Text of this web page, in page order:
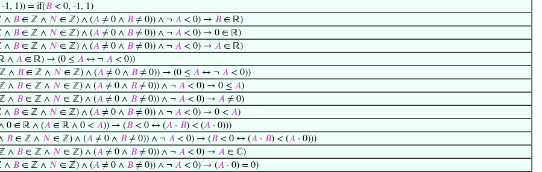
-1, 1)) = if(𝐵 < 0, -1, 1)
∧ 𝐵 ∈ ℤ ∧ 𝑁 ∈ ℤ) ∧ (𝐴 ≠ 0 ∧ 𝐵 ≠ 0)) ∧ ¬ 𝐴 < 0) → 𝐵 ∈ ℝ)
∧ 𝐵 ∈ ℤ ∧ 𝑁 ∈ ℤ) ∧ (𝐴 ≠ 0 ∧ 𝐵 ≠ 0)) ∧ ¬ 𝐴 < 0) → 0 ∈ ℝ)
∧ 𝐵 ∈ ℤ ∧ 𝑁 ∈ ℤ) ∧ (𝐴 ≠ 0 ∧ 𝐵 ≠ 0)) ∧ ¬ 𝐴 < 0) → 𝐴 ∈ ℝ)
∧ 𝐴 ∈ ℝ) → (0 ≤ 𝐴 ↔ ¬ 𝐴 < 0))
∧ 𝐵 ∈ ℤ ∧ 𝑁 ∈ ℤ) ∧ (𝐴 ≠ 0 ∧ 𝐵 ≠ 0)) → (0 ≤ 𝐴 ↔ ¬ 𝐴 < 0))
∧ 𝐵 ∈ ℤ ∧ 𝑁 ∈ ℤ) ∧ (𝐴 ≠ 0 ∧ 𝐵 ≠ 0)) ∧ ¬ 𝐴 < 0) → 0 ≤ 𝐴)
∧ 𝐵 ∈ ℤ ∧ 𝑁 ∈ ℤ) ∧ (𝐴 ≠ 0 ∧ 𝐵 ≠ 0)) ∧ ¬ 𝐴 < 0) → 𝐴 ≠ 0)
∧ 𝐵 ∈ ℤ ∧ 𝑁 ∈ ℤ) ∧ (𝐴 ≠ 0 ∧ 𝐵 ≠ 0)) ∧ ¬ 𝐴 < 0) → 0 < 𝐴)
0 ∈ ℝ ∧ (𝐴 ∈ ℝ ∧ 0 < 𝐴)) → (𝐵 < 0 ↔ (𝐴 · 𝐵) < (𝐴 · 0)))
𝐵 ∈ ℤ ∧ 𝑁 ∈ ℤ) ∧ (𝐴 ≠ 0 ∧ 𝐵 ≠ 0)) ∧ ¬ 𝐴 < 0) → (𝐵 < 0 ↔ (𝐴 · 𝐵) < (𝐴 · 0)))
∧ 𝐵 ∈ ℤ ∧ 𝑁 ∈ ℤ) ∧ (𝐴 ≠ 0 ∧ 𝐵 ≠ 0)) ∧ ¬ 𝐴 < 0) → 𝐴 ∈ ℂ)
∧ 𝐵 ∈ ℤ ∧ 𝑁 ∈ ℤ) ∧ (𝐴 ≠ 0 ∧ 𝐵 ≠ 0)) ∧ ¬ 𝐴 < 0) → (𝐴 · 0) = 0)